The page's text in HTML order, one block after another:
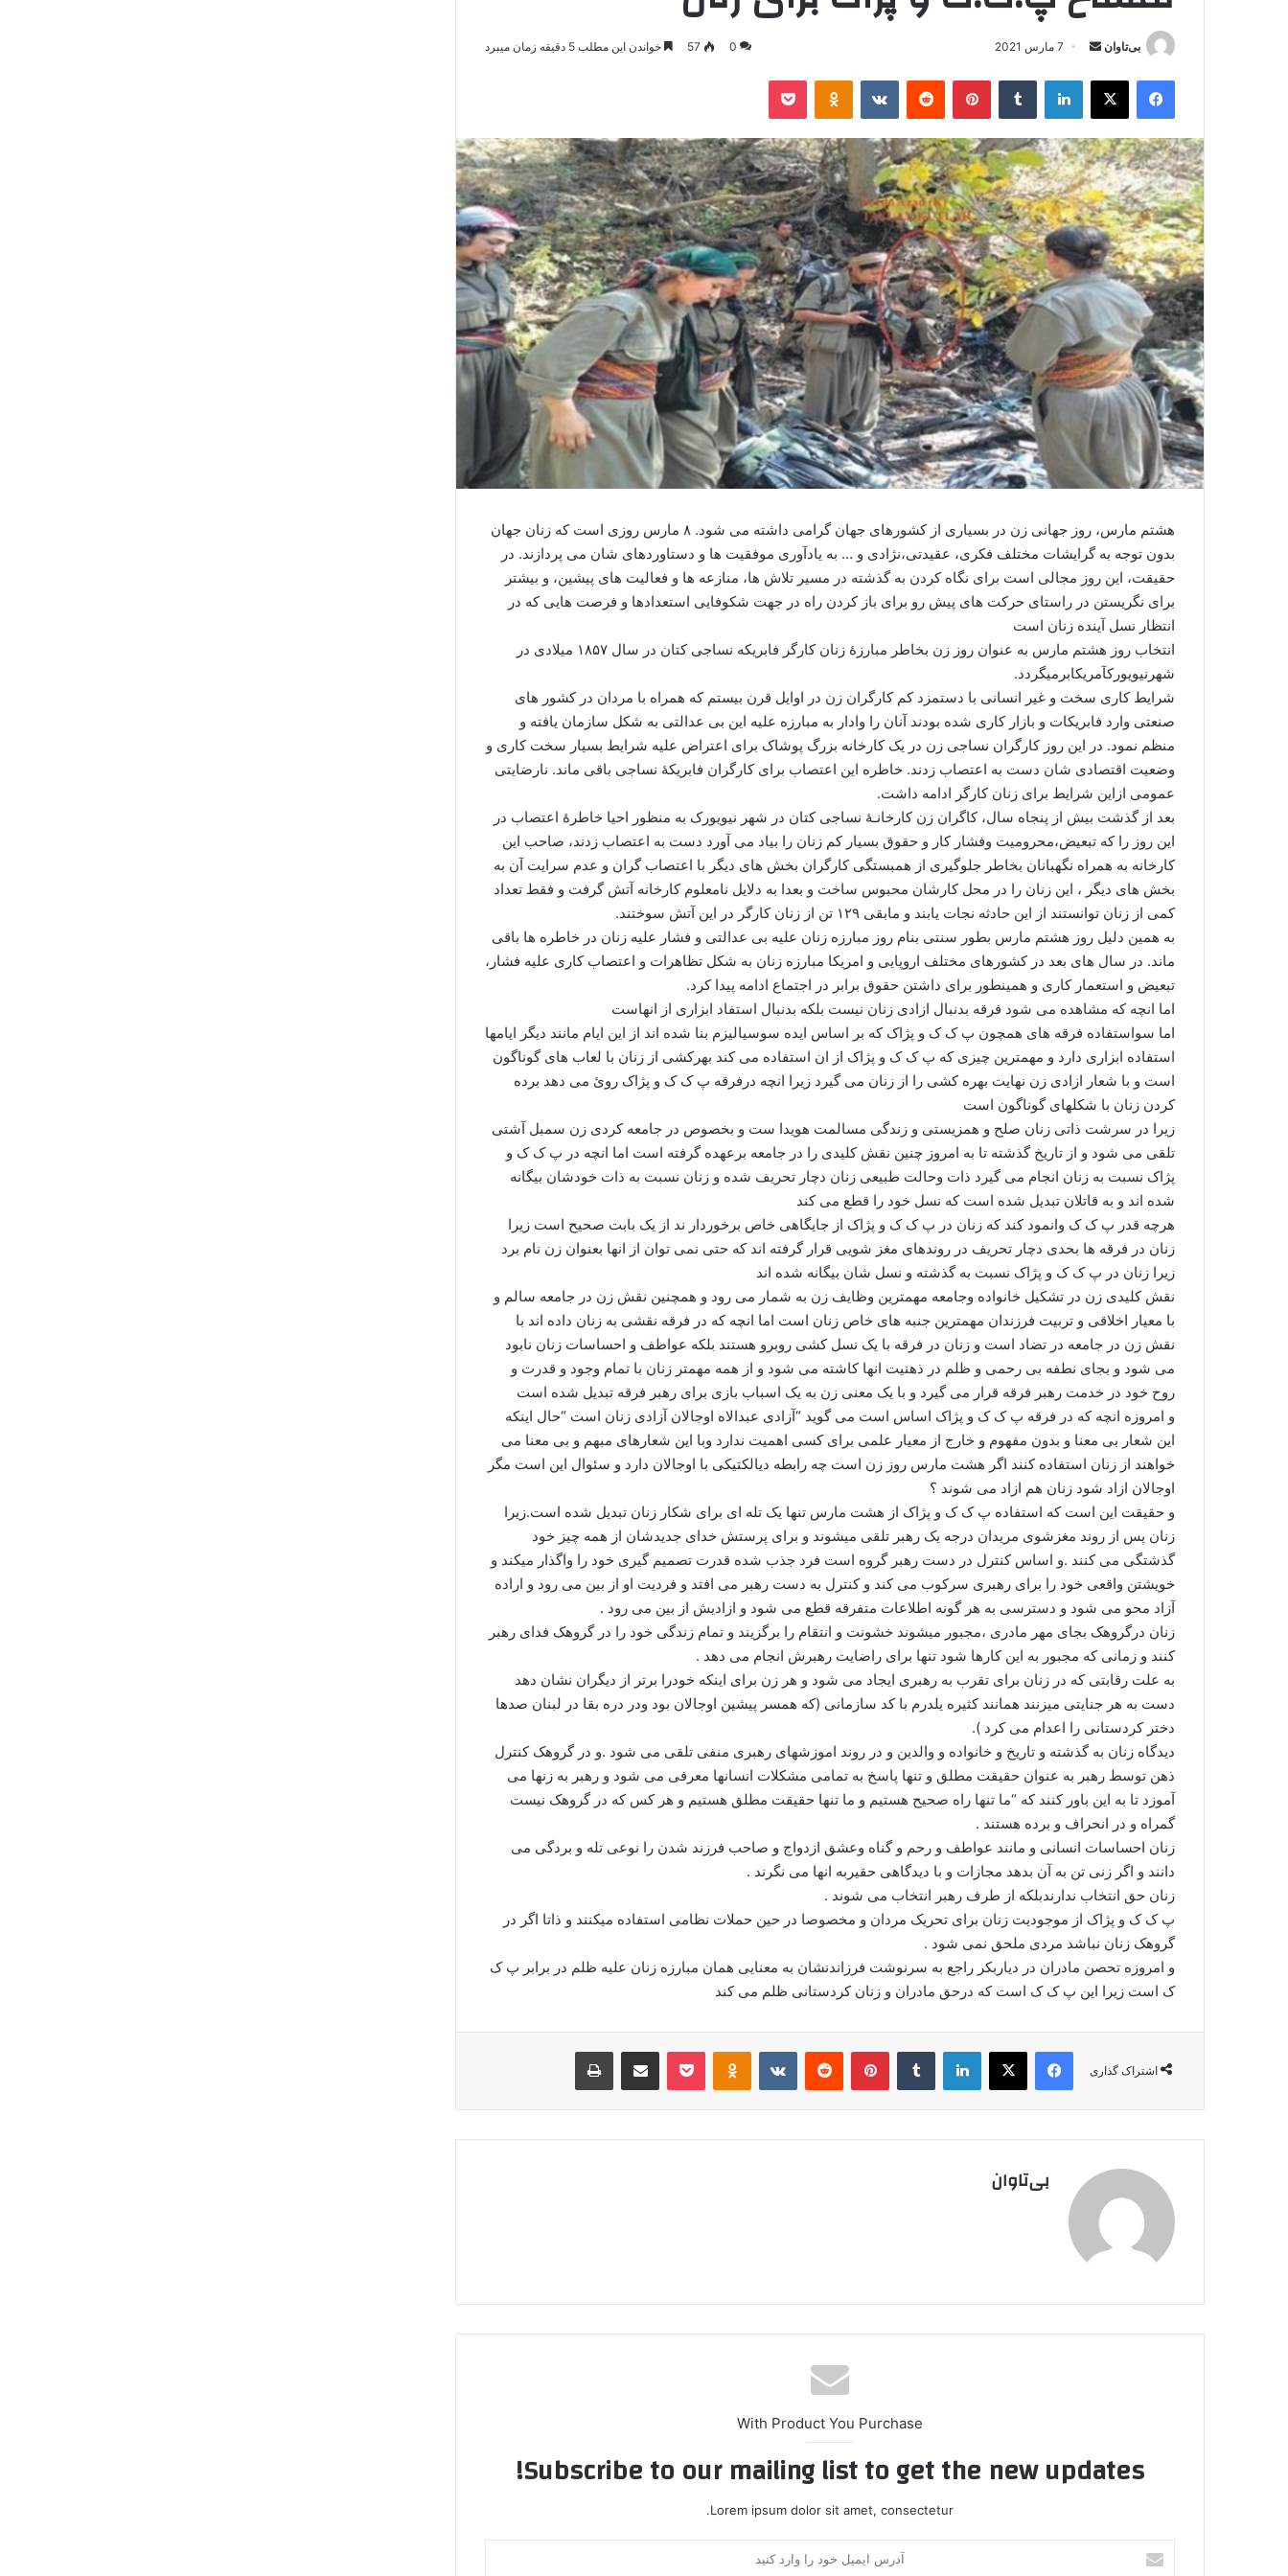
بی‌تاوان
ل
ا
ی
م
ی
ل
7 مارس 2021 0
57 خواندن این مطلب 5 دقیقه زمان میبرد
فیس بوک لینکدین ‫پین‌ترست ‫رددیت
هشتم مارس، روز جهانی زن در بسیاری از کشورهای جهان گرامی داشته می شود. ۸ مارس روزی است که زنان جهان
بدون توجه به گرایشات مختلف فکری، عقیدتی،نژادی و … به یادآوری موفقیت ها و دستاوردهای شان می پردازند. در
حقیقت، این روز مجالی است برای نگاه کردن به گذشته در مسیر تلاش ها، منازعه ها و فعالیت های پیشین، و بیشتر
برای نگریستن در راستای حرکت های پیش رو برای باز کردن راه در جهت شکوفایی استعدادها و فرصت هایی که در
انتظار نسل آینده زنان است
انتخاب روز هشتم مارس به عنوان روز زن بخاطر مبارزۀ زنان کارگر فابریکه نساجی کتان در سال ۱۸۵۷ میلادی در
شهرنیویورکآمریکابرمیگردد.
شرایط کاری سخت و غیر انسانی با دستمزد کم کارگران زن در اوایل قرن بیستم که همراه با مردان در کشور های
صنعتی وارد فابریکات و بازار کاری شده بودند آنان را وادار به مبارزه علیه این بی عدالتی به شکل سازمان یافته و
منظم نمود. در این روز کارگران نساجى زن در یک کارخانه بزرگ پوشاک براى اعتراض علیه شرایط بسیار سخت کارى و
وضعیت اقتصادی شان دست به اعتصاب زدند. خاطره این اعتصاب براى کارگران فابریکۀ نساجى باقى ماند. نارضایتى
عمومى ازاین شرایط براى زنان کارگر ادامه داشت.
بعد از گذشت بیش از پنجاه سال، کاگران زن کارخانـۀ نساجی کتان در شهر نیویورک به منظور احیا خاطرۀ اعتصاب در
این روز را که تبعیض،محرومیت وفشار کار و حقوق بسیار کم زنان را بیاد می آورد دست به اعتصاب زدند، صاحب این
کارخانه به همراه نگهبانان بخاطر جلوگیری از همبستگی کارگران بخش های دیگر با اعتصاب گران و عدم سرایت آن به
بخش های دیگر ، این زنان را در محل کارشان محبوس ساخت و بعدا به دلایل نامعلوم کارخانه آتش گرفت و فقط تعداد
کمی از زنان توانستند از این حادثه نجات یابند و مابقی ۱۲۹ تن از زنان کارگر در این آتش سوختند.
به همین دلیل روز هشتم مارس بطور سنتی بنام روز مبارزه زنان علیه بی عدالتی و فشار علیه زنان در خاطره ها باقی
ماند. در سال هاى بعد در کشورهاى مختلف اروپایى و امریکا مبارزه زنان به شکل تظاهرات و اعتصاب کاری علیه فشار،
تبعیض و استعمار کاری و همینطور برای داشتن حقوق برابر در اجتماع ادامه پیدا کرد.
اما انچه که مشاهده می شود فرقه بدنبال ازادی زنان نیست بلکه بدنبال استفاد ابزاری از انهاست
اما سواستفاده فرقه های همچون پ ک ک و پژاک که بر اساس ایده سوسیالیزم بنا شده اند از این ایام مانند دیگر ایامها
استفاده ابزاری دارد و مهمترین چیزی که پ ک ک و پژاک از ان استفاده می کند بهرکشی از زنان با لعاب های گوناگون
است و با شعار ازادی زن نهایت بهره کشی را از زنان می گیرد زیرا انچه درفرقه پ ک ک و پژاک روئ می دهد برده
کردن زنان با شکلهای گوناگون است
زیرا در سرشت ذاتی زنان صلح و همزیستی و زندگی مسالمت هویدا ست و بخصوص در جامعه کردی زن سمبل آشتی
تلقی می شود و از تاریخ گذشته تا به امروز چنین نقش کلیدی را در جامعه برعهده گرفته است اما انچه در پ ک ک و
پژاک نسبت به زنان انجام می گیرد ذات وحالت طبیعی زنان دچار تحریف شده و زنان نسبت به ذات خودشان بیگانه
شده اند و به قاتلان تبدیل شده است که نسل خود را قطع می کند
هرچه قدر پ ک ک وانمود کند که زنان در پ ک ک و پژاک از جایگاهی خاص برخوردار ند از یک بابت صحیح است زیرا
زنان در فرقه ها بحدی دچار تحریف در روندهای مغز شویی قرار گرفته اند که حتی نمی توان از انها بعنوان زن نام برد
زیرا زنان در پ ک ک و پژاک نسبت به گذشته و نسل شان بیگانه شده اند
نقش کلیدی زن در تشکیل خانواده وجامعه مهمترین وظایف زن به شمار می رود و همچنین نقش زن در جامعه سالم و
با معیار اخلاقی و تربیت فرزندان مهمترین جنبه های خاص زنان است اما انچه که در فرقه نقشی به زنان داده اند با
نقش زن در جامعه در تضاد است و زنان در فرقه با یک نسل کشی روبرو هستند بلکه عواطف و احساسات زنان نابود
می شود و بجای نطفه بی رحمی و ظلم در ذهنیت انها کاشته می شود و از همه مهمتر زنان با تمام وجود و قدرت و
روح خود در خدمت رهبر فرقه قرار می گیرد و با یک معنی زن به یک اسباب بازی برای رهبر فرقه تبدیل شده است
و امروزه انچه که در فرقه پ ک ک و پژاک اساس است می گوید “آزادی عبدالاه اوجالان آزادی زنان است “حال اینکه
این شعار بی معنا و بدون مفهوم و خارج از معیار علمی برای کسی اهمیت ندارد وبا این شعارهای مبهم و بی معنا می
خواهند از زنان استفاده کنند اگر هشت مارس روز زن است چه رابطه دیالکتیکی با اوجالان دارد و سئوال این است مگر
اوجالان ازاد شود زنان هم ازاد می شوند ؟
و حقیقت این است که استفاده پ ک ک و پژاک از هشت مارس تنها یک تله ای برای شکار زنان تبدیل شده است.زیرا
زنان پس از روند مغزشوی مریدان درجه یک رهبر تلقی میشوند و برای پرستش خدای جدیدشان از همه چیز خود
گذشتگی می کنند .و اساس کنترل در دست رهبر گروه است فرد جذب شده قدرت تصمیم گیری خود را واگذار میکند و
خویشتن واقعی خود را برای رهبری سرکوب می کند و کنترل به دست رهبر می افتد و فردیت او از بین می رود و اراده
آزاد محو می شود و دسترسی به هر گونه اطلاعات متفرقه قطع می شود و ازادیش از بین می رود .
زنان درگروهک بجای مهر مادری ،مجبور میشوند خشونت و انتقام را برگزیند و تمام زندگی خود را در گروهک فدای رهبر
کنند و زمانی که مجبور به این کارها شود تنها برای راضایت رهبرش انجام می دهد .
به علت رقابتی که در زنان برای تقرب به رهبری ایجاد می شود و هر زن برای اینکه خودرا برتر از دیگران نشان دهد
دست به هر جنایتی میزنند همانند کثیره یلدرم با کد سازمانی (که همسر پیشین اوجالان بود ودر دره بقا در لبنان صدها
دختر کردستانی را اعدام می کرد ).
دیدگاه زنان به گذشته و تاریخ و خانواده و والدین و در روند اموزشهای رهبری منفی تلقی می شود .و در گروهک کنترل
ذهن توسط رهبر به عنوان حقیقت مطلق و تنها پاسخ به تمامی مشکلات انسانها معرفی می شود و رهبر به زنها می
آموزد تا به این باور کنند که “ما تنها راه صحیح هستیم و ما تنها حقیقت مطلق هستیم و هر کس که در گروهک نیست
گمراه و در انحراف و برده هستند .
زنان احساسات انسانی و مانند عواطف و رحم و گناه وعشق ازدواج و صاحب فرزند شدن را نوعی تله و بردگی می
دانند و اگر زنی تن به آن بدهد مجازات و با دیدگاهی حقیربه انها می نگرند .
زنان حق انتخاب ندارندبلکه از طرف رهبر انتخاب می شوند .
پ ک ک و پژاک از موجودیت زنان برای تحریک مردان و مخصوصا در حین حملات نظامی استفاده میکنند و ذاتا اگر در
گروهک زنان نباشد مردی ملحق نمی شود .
و امروزه تحصن مادران در دیاربکر راجع به سرنوشت فرزاندنشان به معنایی همان مبارزه زنان علیه ظلم در برابر پ ک
ک است زیرا این پ ک ک است که درحق مادران و زنان کردستانی ظلم می کند
اشتراک گذاری
فیس بوک لینکدین ‫پین‌ترست ‫رددیت پاکت اشتراک گذاری از طریق ایمیل
بی‌تاوان
With Product You Purchase
Subscribe to our mailing list to get the new updates!
Lorem ipsum dolor sit amet, consectetur.